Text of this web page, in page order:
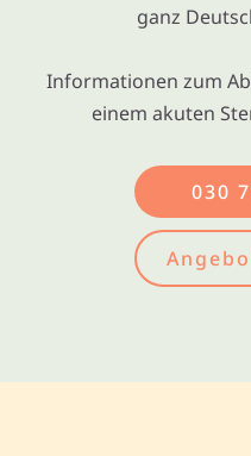
ganz
Informationen zum
einem akuten
030